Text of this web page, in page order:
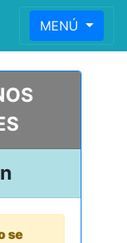
MENÚ
se